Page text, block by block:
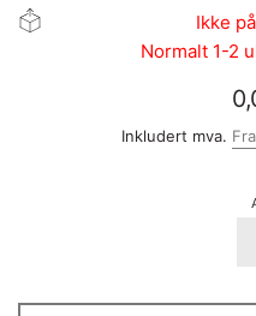
Ikke
Normalt 1-2
pris
Inkludert mva.